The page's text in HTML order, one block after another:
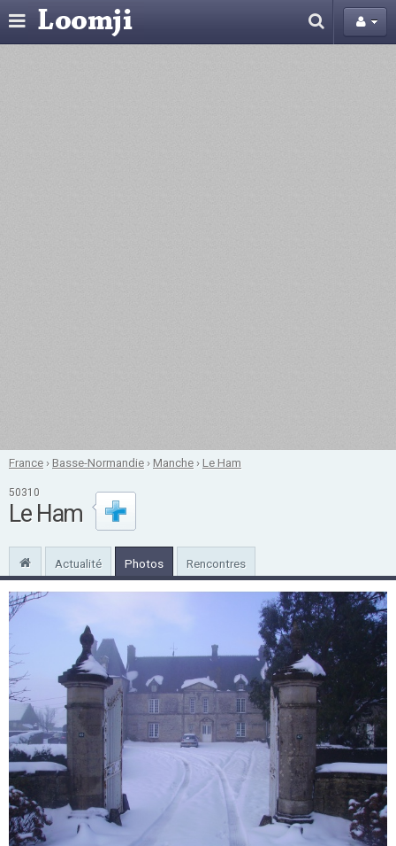
France ›Basse-Normandie ›Manche ›Le Ham
50310
Le Ham
Actualité Photos Rencontres